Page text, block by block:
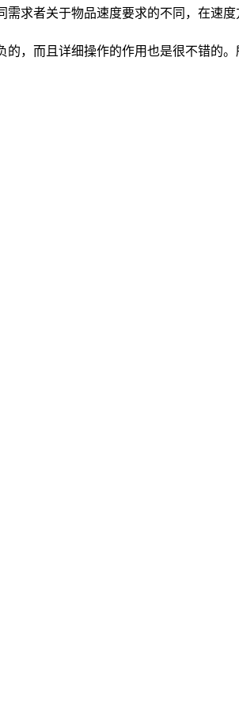
求者关于物品速度要求的不同，在速
，而且详细操作的作用也是很不错的